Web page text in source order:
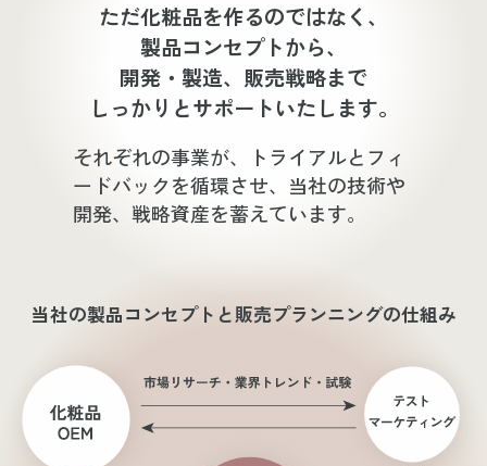
ただ化粧品を作るのではなく、
製品コンセプトから、
開発・製造、販売戦略まで
しっかりとサポートいたします。
それぞれの事業が、トライアルとフィ
ードバックを循環させ、当社の技術や
開発、戦略資産を蓄えています。
当社の製品コンセプトと販売プランニングの仕組み